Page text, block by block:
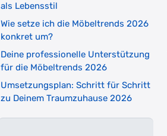
als Lebensstil
Wie setze ich die Möbeltrends 2026
konkret um?
Deine professionelle Unterstützung
für die Möbeltrends 2026
Umsetzungsplan: Schritt für Schritt
zu Deinem Traumzuhause 2026